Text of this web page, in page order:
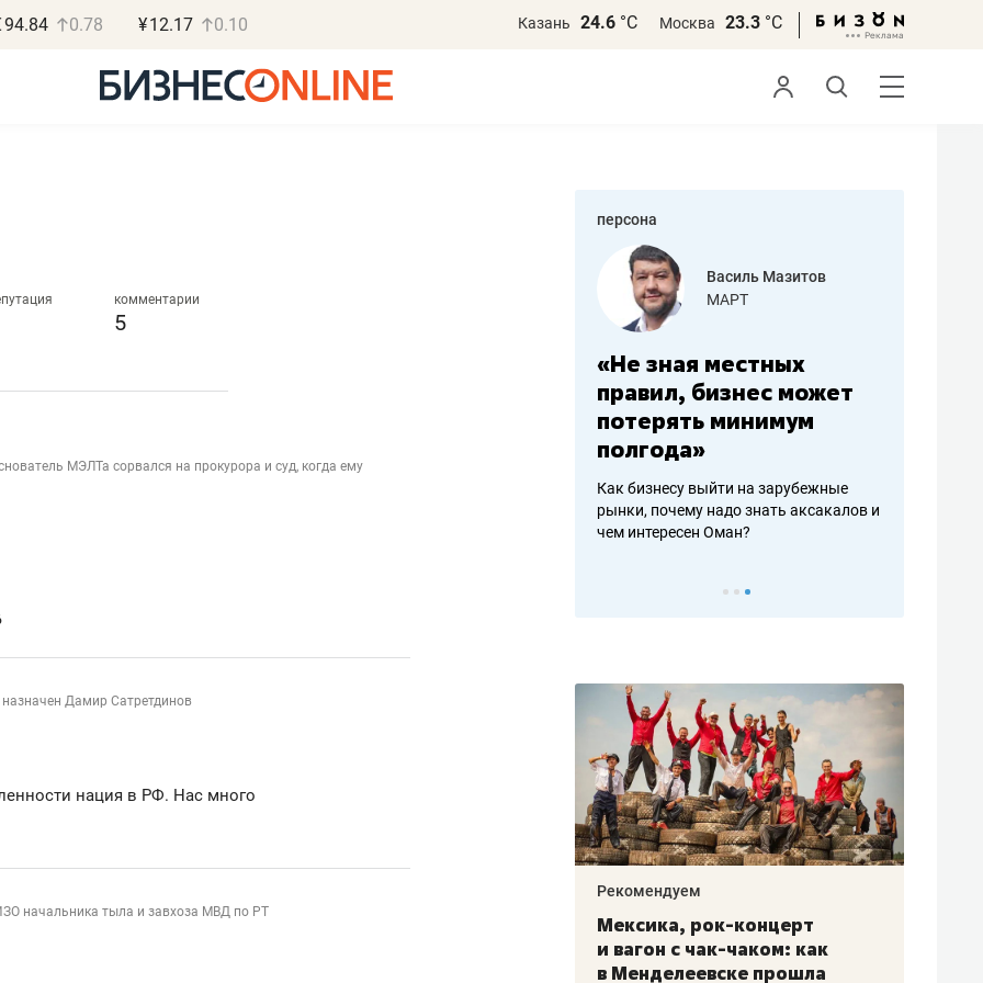
94.84 0.78 ¥12.17 0.10 Казань 24.6 °С Москва 23.3 °С
комментарии
5
МЭЛТа сорвался на прокурора и суд, когда ему
Дамир Сатретдинов
нация в РФ. Нас много
начальника тыла и завхоза МВД по РТ
персона
«Готовые решения»
не заработать вообще,
Василь Мазитов
МАРТ
«Не зная местных
правил, бизнес может
потерять минимум
полгода»
Как бизнесу выйти на зарубежные
рынки, почему надо знать аксакалов и
чем интересен Оман?
до квартиры и Face
ключа: какой будет
в ЖК «Нова»
Рекомендуем
Мексика, рок-концерт
и вагон с чак-чаком: как
в Менделеевске прошла